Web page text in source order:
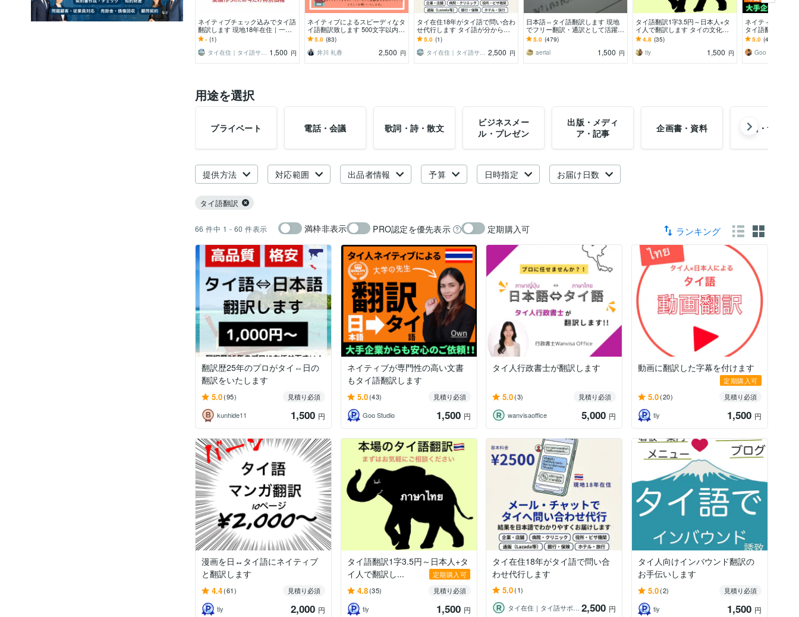
ネイティブチェック込みでタイ語
翻訳します 現地18年在住｜一般
タイ人の感覚で自然な表現へ
- (1)
タイ在住｜タイ語サポート 1,500 円
ネイティブによるスピーディなタ
イ語翻訳致します 500文字以内で
したら2~3時間以内に完成
5.0 (83)
井川 礼香
2,500 円
タイ在住18年がタイ語で問い合わ
せ代行します タイ語が分からな
くても安心。結果を日本語で報告
5.0 (1)
タイ在住｜タイ語サポート 2,500 円
日本語⇔タイ語翻訳します 現地
でフリー翻訳・通訳として活躍
中。タイ語のことならおまかせ
5.0 (479)
aerial
1,500 円
タイ語翻訳1字3.5円～日本人+タ
イ人で翻訳します タイの文化等
にも精通。話し言葉やスラングに
も対応可！
4.8 (35)
tiy
1,500 円
ネイティブが専
タイ語翻訳しま
人の翻訳ペアの
(AI翻訳無し)
5.0 (43)
Goo Studio
用途を選択
プライベート 電話・会議 歌詞・詩・散文
ビジネスメー
ル・プレゼン
出版・メディ
ア・記事
企画書・資料 商品・サービ
提供方法 対応範囲 出品者情報 予算 日時指定 お届け日数
タイ語翻訳
66 件中 1 - 60 件表示 満枠非表示 PRO認定を優先表示 定期購入可 ランキング
翻訳歴25年のプロがタイ⇔日の
翻訳をいたします
5.0(95)
見積り必須
kunhide11
1,500 円
ネイティブが専門性の高い文書
もタイ語翻訳します
5.0(43)
見積り必須
Goo Studio
1,500 円
タイ人行政書士が翻訳します
5.0(3)
見積り必須
wanvisaoffice
5,000 円
動画に翻訳した字幕を付けます
定期購入可
5.0(20)
見積り必須
tiy
1,500 円
漫画を日↔︎タイ語にネイティブ
と翻訳します
4.4(61)
見積り必須
tiy
2,000 円
タイ語翻訳1字3.5円～日本人+タ
イ人で翻訳し...
定期購入可
4.8(35)
見積り必須
tiy
1,500 円
タイ在住18年がタイ語で問い合
わせ代行します
5.0(1)
タイ在住｜タイ語サポート 2,500 円
タイ人向けインバウンド翻訳の
お手伝いします
5.0(2)
見積り必須
tiy
1,500 円